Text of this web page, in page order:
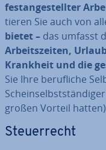
fest­an­ge­stell­ter
tie­ren Sie auch von
bietet – das umfasst
Ar­beits­zei­ten,
Krankheit und die
Sie Ihre be­ruf­li­che
großen Vorteil
Steu­er­recht